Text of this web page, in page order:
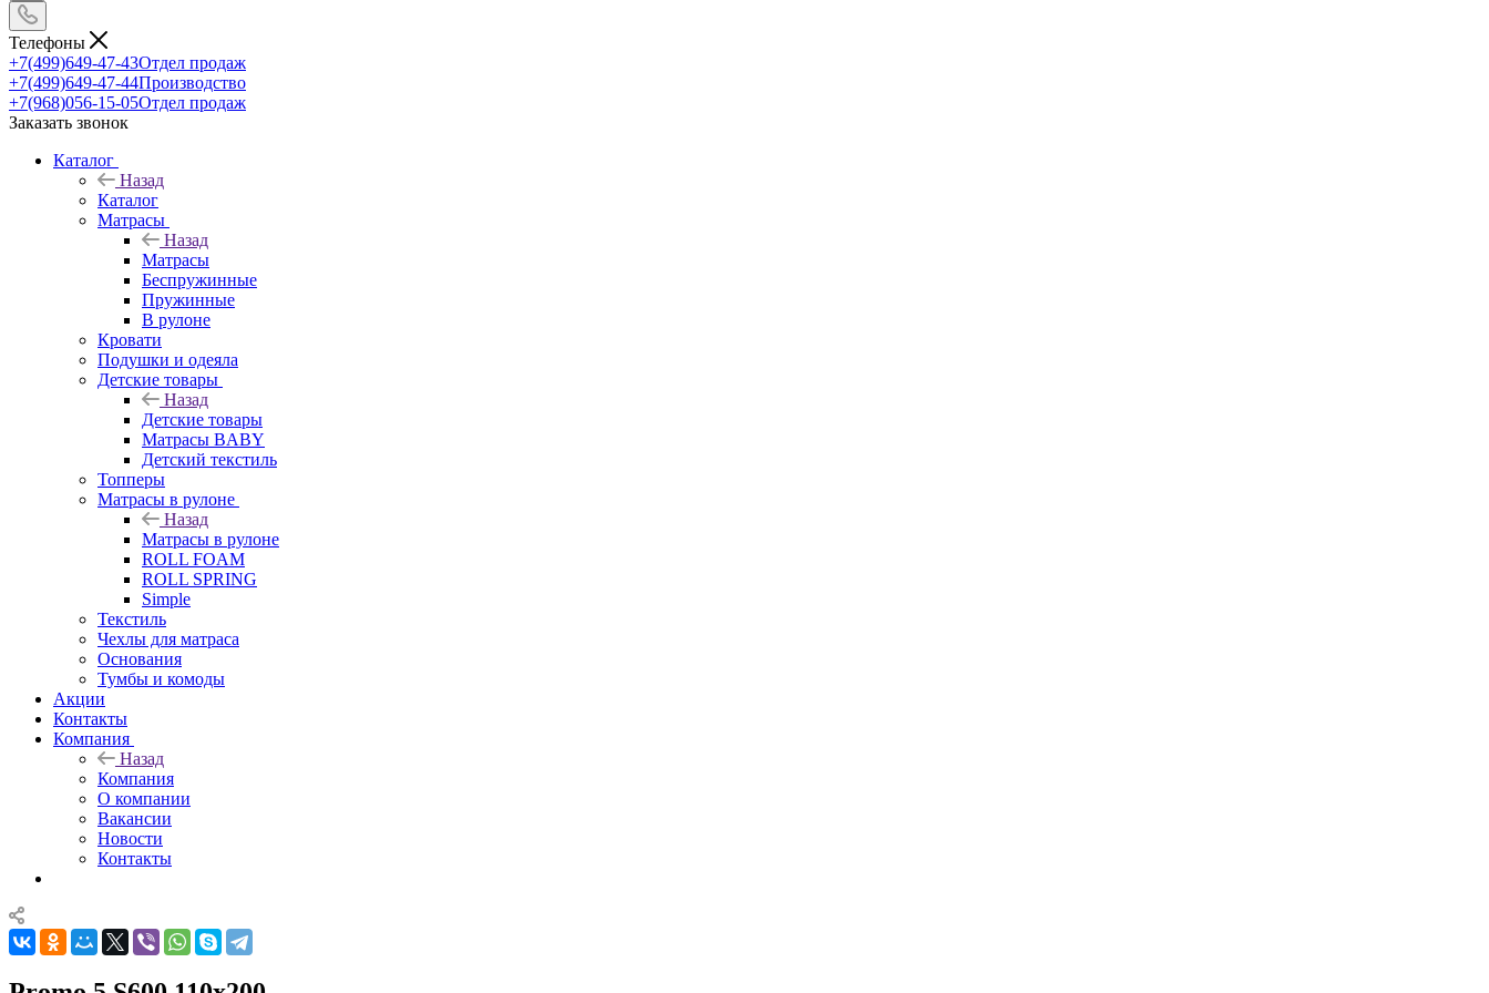
Телефоны
+7(499)649-47-43Отдел продаж
+7(499)649-47-44Производство
+7(968)056-15-05Отдел продаж
Заказать звонок
Каталог
Назад
Каталог
Матрасы
Назад
Матрасы
Беспружинные
Пружинные
В рулоне
Кровати
Подушки и одеяла
Детские товары
Назад
Детские товары
Матрасы BABY
Детский текстиль
Топперы
Матрасы в рулоне
Назад
Матрасы в рулоне
ROLL FOAM
ROLL SPRING
Simple
Текстиль
Чехлы для матраса
Основания
Тумбы и комоды
Акции
Контакты
Компания
Назад
Компания
О компании
Вакансии
Новости
Контакты